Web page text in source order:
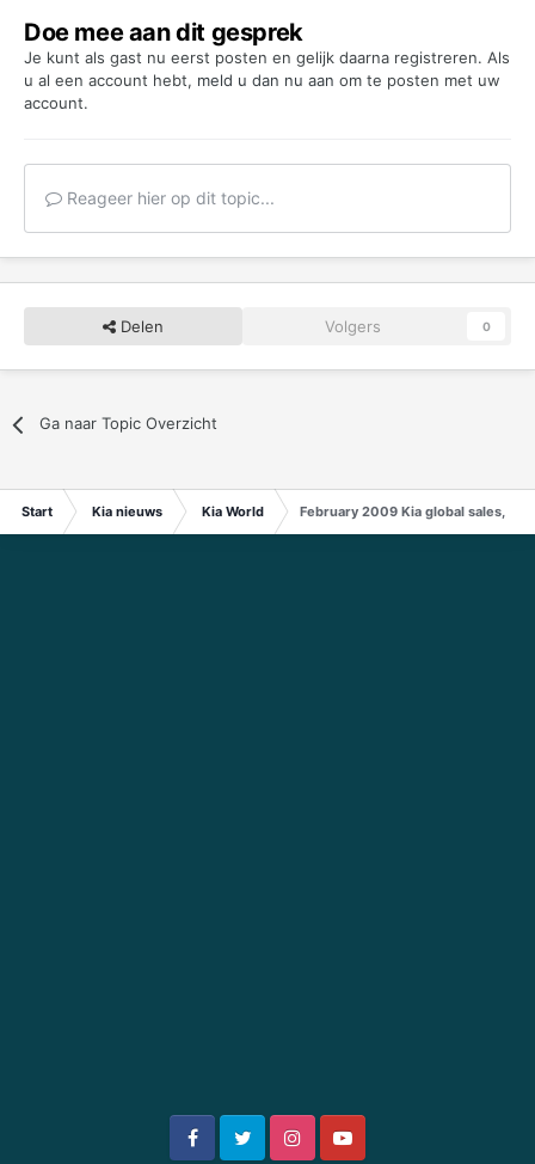
Doe mee aan dit gesprek
Je kunt als gast nu eerst posten en gelijk daarna registreren. Als
u al een account hebt, meld u dan nu aan om te posten met uw
account.
Reageer hier op dit topic...
Delen Volgers 0
Ga naar Topic Overzicht
Start Kia nieuws Kia World February 2009 Kia global sales,